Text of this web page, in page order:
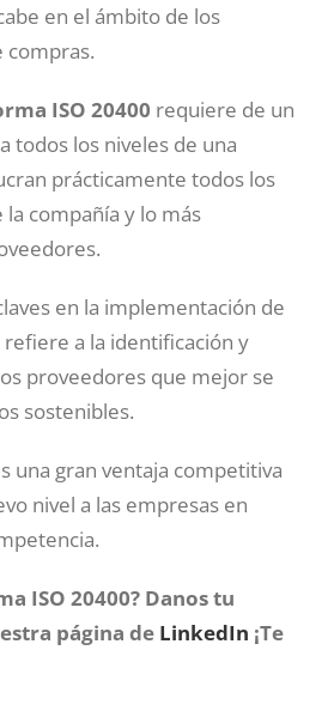
en el ámbito de los
compras.
ISO 20400 requiere de un
todos los niveles de una
prácticamente todos los
compañía y lo más
en la implementación de
refiere a la identificación y
proveedores que mejor se
sostenibles.
una gran ventaja competitiva
nivel a las empresas en
ISO 20400? Danos tu
página de LinkedIn ¡Te